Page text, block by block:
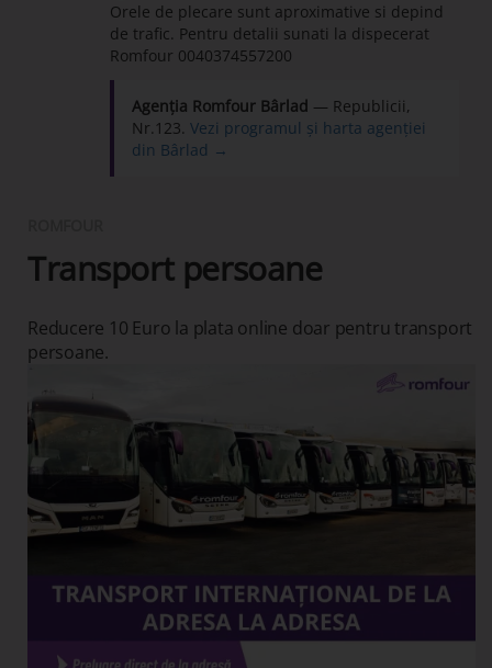
Orele de plecare sunt aproximative si depind
de trafic. Pentru detalii sunati la dispecerat
Romfour 0040374557200
Agenția Romfour Bârlad — Republicii,
Nr.123. Vezi programul și harta agenției
din Bârlad →
Transport persoane
Reducere 10 Euro la plata online doar pentru transport
persoane.